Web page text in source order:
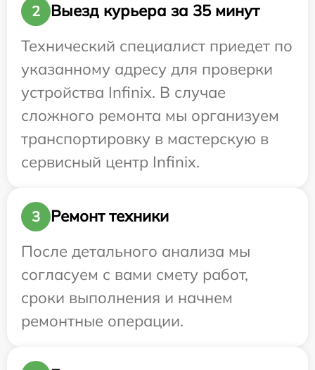
2
Выезд курьера за 35 минут
Технический специалист приедет по
указанному адресу для проверки
устройства Infinix. В случае
сложного ремонта мы организуем
транспортировку в мастерскую в
сервисный центр Infinix.
3
Ремонт техники
После детального анализа мы
согласуем с вами смету работ,
сроки выполнения и начнем
ремонтные операции.